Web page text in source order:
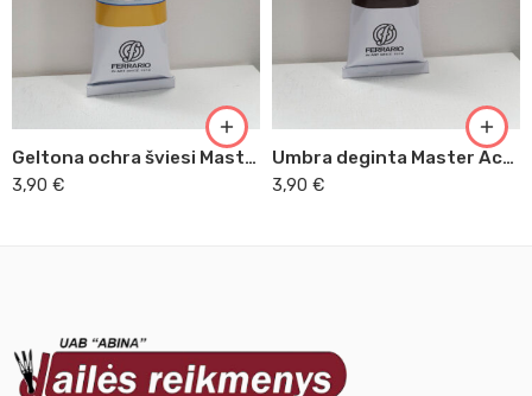
Geltona ochra šviesi Master Acrilic, 60ml (38)
3,90 €
Umbra deginta Master Acrilic, 60ml (46)
3,90 €